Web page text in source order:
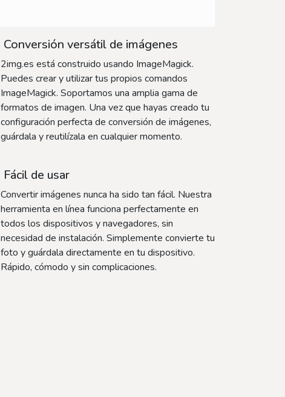
Conversión versátil de imágenes
2img.es está construido usando ImageMagick.
Puedes crear y utilizar tus propios comandos
ImageMagick. Soportamos una amplia gama de
formatos de imagen. Una vez que hayas creado tu
configuración perfecta de conversión de imágenes,
guárdala y reutilízala en cualquier momento.
Fácil de usar
Convertir imágenes nunca ha sido tan fácil. Nuestra
herramienta en línea funciona perfectamente en
todos los dispositivos y navegadores, sin
necesidad de instalación. Simplemente convierte tu
foto y guárdala directamente en tu dispositivo.
Rápido, cómodo y sin complicaciones.